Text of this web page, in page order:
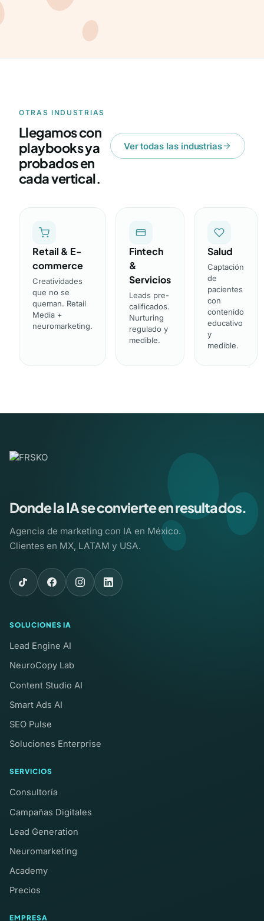
OTRAS INDUSTRIAS
Llegamos con
playbooks ya
probados en
cada vertical.
Ver todas las industrias
Retail & E-
commerce
Creatividades
que no se
queman. Retail
Media +
neuromarketing.
Fintech
&
Servicios
Leads pre-
calificados.
Nurturing
regulado y
medible.
Salud
Captación
de
pacientes
con
contenido
educativo
y
medible.
Donde la IA se convierte en resultados.
Agencia de marketing con IA en México.
Clientes en MX, LATAM y USA.
SOLUCIONES IA
Lead Engine AI
NeuroCopy Lab
Content Studio AI
Smart Ads AI
SEO Pulse
Soluciones Enterprise
SERVICIOS
Consultoría
Campañas Digitales
Lead Generation
Neuromarketing
Academy
Precios
EMPRESA